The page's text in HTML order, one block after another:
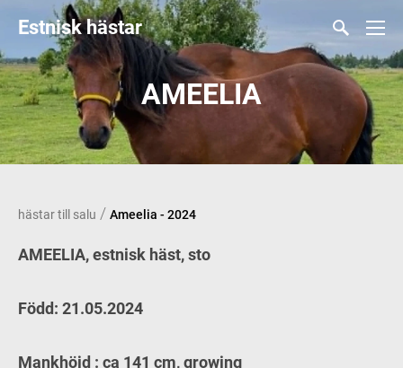
Estnisk hästar
AMEELIA
hästar till salu / Ameelia - 2024
AMEELIA, estnisk häst, sto
Född: 21.05.2024
Mankhöjd : ca 141 cm, growing